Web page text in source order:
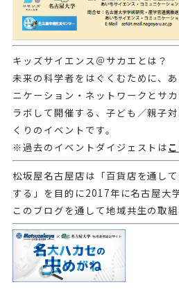
キッズサイエンス＠サカエとは？
未来の科学者をはぐくむために、
ニケーション・ネットワークとサ
ラボして開催する、子ども／親子
くりのイベントです。
※過去のイベントダイジェストは
松坂屋名古屋店は「百貨店を通し
する」を目的に2017年に名古屋大
このブログを通して地域共生の取